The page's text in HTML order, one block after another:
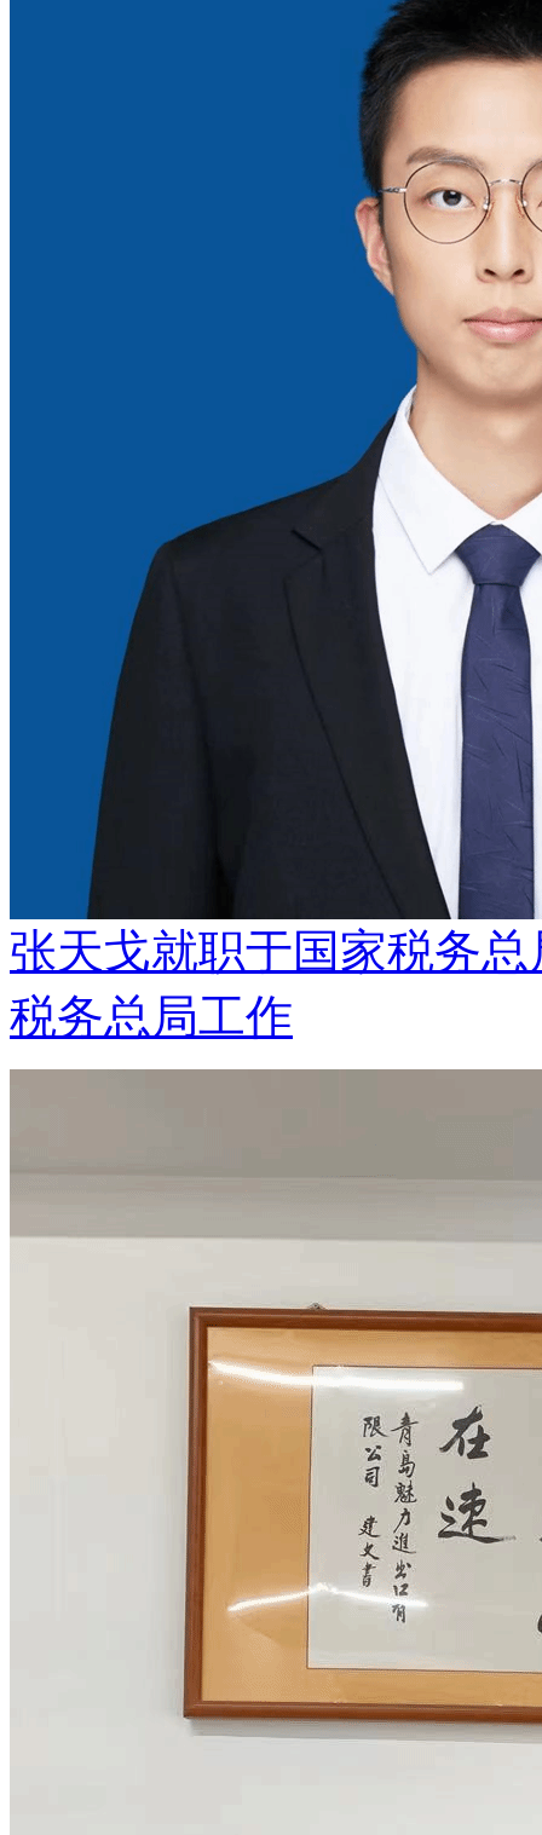
张天戈就职于国家税务
税务总局工作